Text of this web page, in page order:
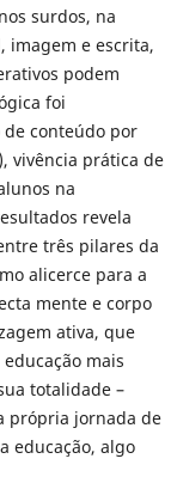
surdos, na
imagem e escrita,
podem
foi
conteúdo por
vivência prática de
na
revela
três pilares da
alicerce para a
mente e corpo
ativa, que
mais
totalidade –
própria jornada de
educação, algo